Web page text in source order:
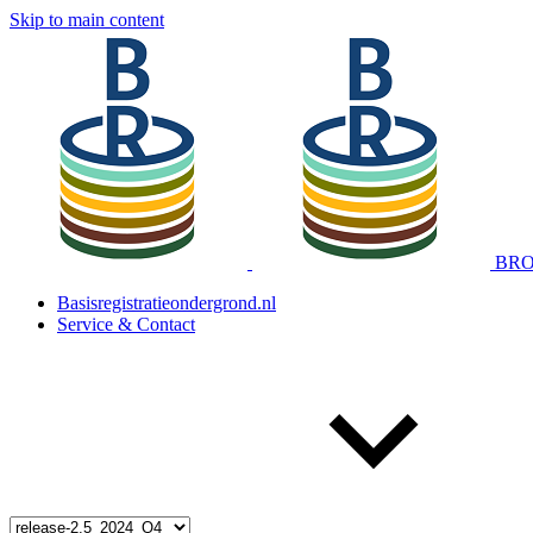
Skip to main content
Basisregistratieondergrond.nl
Service & Contact